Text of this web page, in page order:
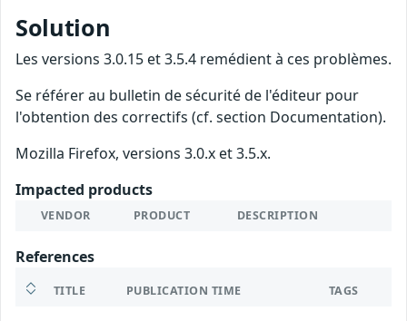
Solution
Les versions 3.0.15 et 3.5.4 remédient à ces problèmes.
Se référer au bulletin de sécurité de l'éditeur pour
l'obtention des correctifs (cf. section Documentation).
Mozilla Firefox, versions 3.0.x et 3.5.x.
Impacted products
VENDOR PRODUCT DESCRIPTION
References
TITLE PUBLICATION TIME TAGS